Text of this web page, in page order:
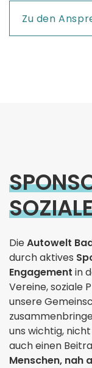
Zu den
DieAutowelt
durch aktives
Engagement in
Vereine, soziale
unsere
uns wichtig,
auch einen
Menschen, nah